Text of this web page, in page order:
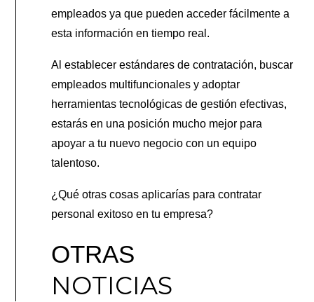
empleados ya que pueden acceder fácilmente a
esta información en tiempo real.
Al establecer estándares de contratación, buscar
empleados multifuncionales y adoptar
herramientas tecnológicas de gestión efectivas,
estarás en una posición mucho mejor para
apoyar a tu nuevo negocio con un equipo
talentoso.
¿Qué otras cosas aplicarías para contratar
personal exitoso en tu empresa?
OTRAS
NOTICIAS